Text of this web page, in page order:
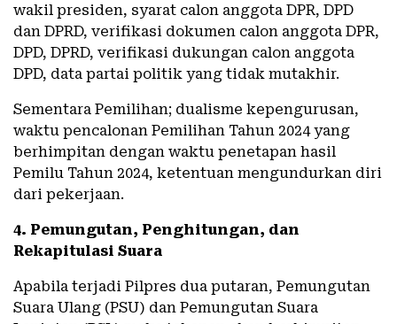
wakil presiden, syarat calon anggota DPR, DPD
dan DPRD, verifikasi dokumen calon anggota DPR,
DPD, DPRD, verifikasi dukungan calon anggota
DPD, data partai politik yang tidak mutakhir.
Sementara Pemilihan; dualisme kepengurusan,
waktu pencalonan Pemilihan Tahun 2024 yang
berhimpitan dengan waktu penetapan hasil
Pemilu Tahun 2024, ketentuan mengundurkan diri
dari pekerjaan.
4. Pemungutan, Penghitungan, dan
Rekapitulasi Suara
Apabila terjadi Pilpres dua putaran, Pemungutan
Suara Ulang (PSU) dan Pemungutan Suara